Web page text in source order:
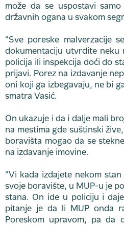
može da se uspostavi
državnih ogana u svakom
"Sve poreske malverzacije
dokumentaciju utvrdite neku
policija ili inspekcija doći do
prijavi. Porez na izdavanje
oni koji ga izbegavaju, ne bi
smatra Vasić.
On ukazuje i da i dalje mali
na mestima gde suštinski
boravišta mogao da se
na izdavanje imovine.
"Vi kada izdajete nekom
svoje boravište, u MUP-u je
stana. On ide u policiju i
pitanje je da li MUP onda
Poreskom upravom, pa da